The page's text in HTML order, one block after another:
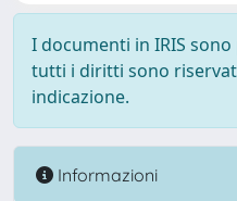
I documenti in IRIS
tutti i diritti sono
indicazione.
Informazioni